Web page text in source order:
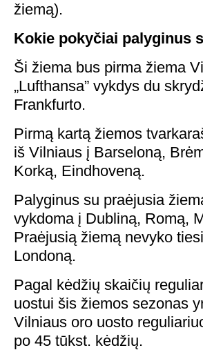
žiemą).
Kokie pokyčiai palyginus
Ši žiema bus pirma žiema
„Lufthansa” vykdys du
Frankfurto.
Pirmą kartą žiemos
iš Vilniaus į Barseloną,
Korką, Eindhoveną.
Palyginus su praėjusia
vykdoma į Dubliną, Romą,
Praėjusią žiemą nevyko
Londoną.
Pagal kėdžių skaičių
uostui šis žiemos sezonas
Vilniaus oro uosto
po 45 tūkst. kėdžių.